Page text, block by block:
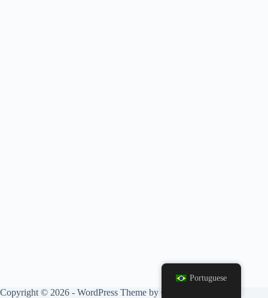
Copyright © 2026 - WordPress Theme by CreativeThemes
Portuguese